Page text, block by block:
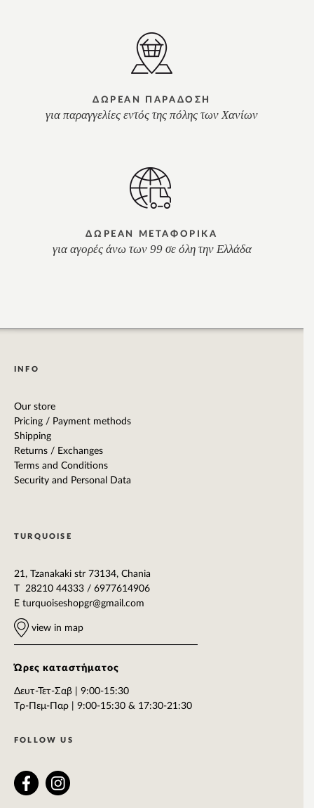
ΔΩΡΕΑΝ ΠΑΡΑΔΟΣΗ
για παραγγελίες εντός της πόλης των Χανίων
ΔΩΡΕΑΝ ΜΕΤΑΦΟΡΙΚΑ
για αγορές άνω των 99 σε όλη την Ελλάδα
INFO
Our store
Pricing / Payment methods
Shipping
Returns / Exchanges
Terms and Conditions
Security and Personal Data
TURQUOISE
21, Tzanakaki str 73134, Chania
T 28210 44333 / 6977614906
E turquoiseshopgr@gmail.com
view in map
Ώρες καταστήματος
Δευτ-Τετ-Σαβ | 9:00-15:30
Tρ-Πεμ-Παρ | 9:00-15:30 & 17:30-21:30
FOLLOW US